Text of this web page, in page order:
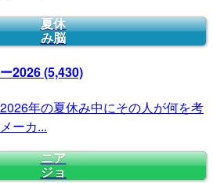
夏休
み脳
2026(5,430)
年の夏休み中にその人が何を考
ーカ...
ニア
ジョ